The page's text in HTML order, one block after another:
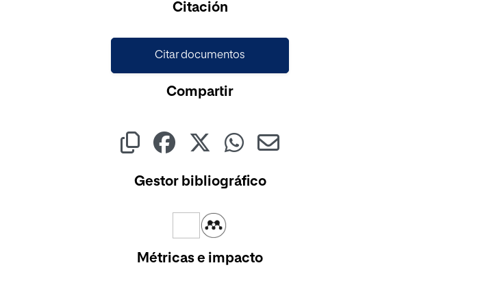
Citación
Citar documentos
Compartir
Gestor bibliográfico
Métricas e impacto